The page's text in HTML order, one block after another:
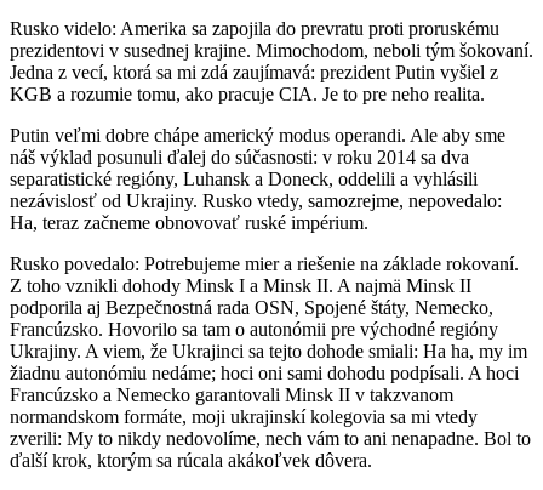
Rusko videlo: Amerika sa zapojila do prevratu proti proruskému
prezidentovi v susednej krajine. Mimochodom, neboli tým šokovaní.
Jedna z vecí, ktorá sa mi zdá zaujímavá: prezident Putin vyšiel z
KGB a rozumie tomu, ako pracuje CIA. Je to pre neho realita.
Putin veľmi dobre chápe americký modus operandi. Ale aby sme
náš výklad posunuli ďalej do súčasnosti: v roku 2014 sa dva
separatistické regióny, Luhansk a Doneck, oddelili a vyhlásili
nezávislosť od Ukrajiny. Rusko vtedy, samozrejme, nepovedalo:
Ha, teraz začneme obnovovať ruské impérium.
Rusko povedalo: Potrebujeme mier a riešenie na základe rokovaní.
Z toho vznikli dohody Minsk I a Minsk II. A najmä Minsk II
podporila aj Bezpečnostná rada OSN, Spojené štáty, Nemecko,
Francúzsko. Hovorilo sa tam o autonómii pre východné regióny
Ukrajiny. A viem, že Ukrajinci sa tejto dohode smiali: Ha ha, my im
žiadnu autonómiu nedáme; hoci oni sami dohodu podpísali. A hoci
Francúzsko a Nemecko garantovali Minsk II v takzvanom
normandskom formáte, moji ukrajinskí kolegovia sa mi vtedy
zverili: My to nikdy nedovolíme, nech vám to ani nenapadne. Bol to
ďalší krok, ktorým sa rúcala akákoľvek dôvera.